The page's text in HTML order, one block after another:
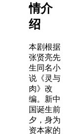
情介
绍
本剧根据
张贤亮先
生同名小
说《灵与
肉》改
编。新中
国诞生前
夕，身为
资本家的